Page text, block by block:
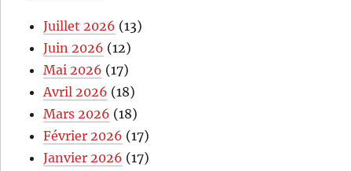
Juillet 2026 (13)
Juin 2026 (12)
Mai 2026 (17)
Avril 2026 (18)
Mars 2026 (18)
Février 2026 (17)
Janvier 2026 (17)